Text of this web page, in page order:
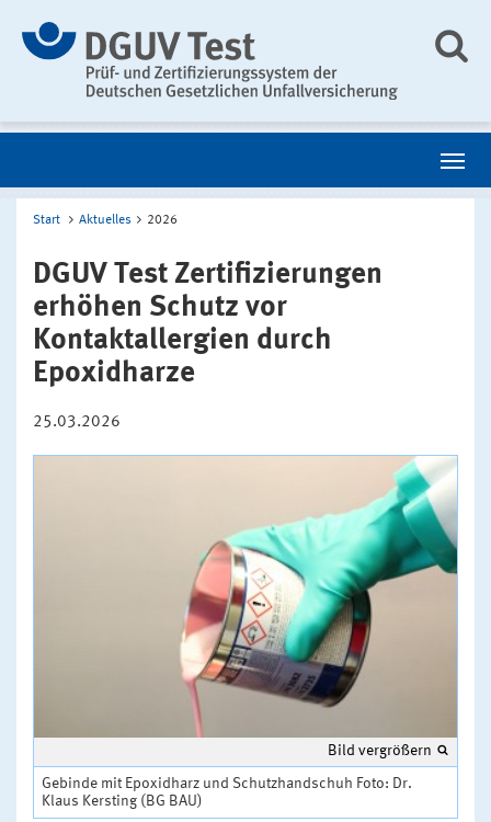
Start Aktuelles 2026
DGUV Test Zertifizierungen
erhöhen Schutz vor
Kontaktallergien durch
Epoxidharze
25.03.2026
Bild vergrößern
Gebinde mit Epoxidharz und Schutzhandschuh Foto: Dr.
Klaus Kersting (BG BAU)